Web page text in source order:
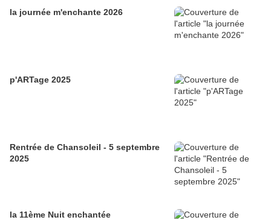
la journée m'enchante 2026
p'ARTage 2025
Rentrée de Chansoleil - 5 septembre
2025
la 11ème Nuit enchantée